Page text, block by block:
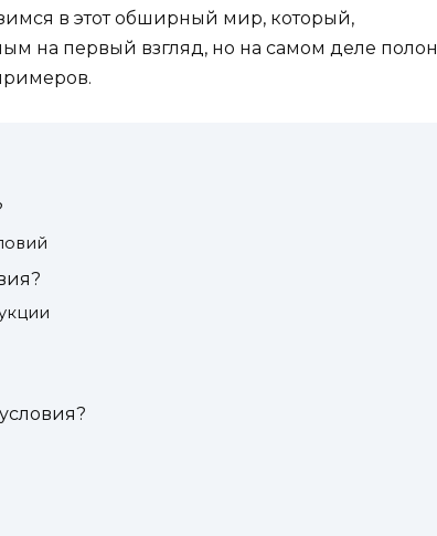
в этот обширный мир, который,
на первый взгляд, но на самом деле полон